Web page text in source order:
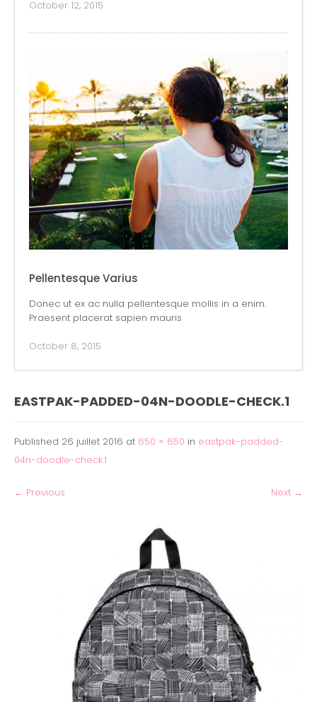
October 12, 2015
Pellentesque Varius
Donec ut ex ac nulla pellentesque mollis in a enim.
Praesent placerat sapien mauris
October 8, 2015
EASTPAK-PADDED-04N-DOODLE-CHECK.1
Published 26 juillet 2016 at 650 × 650 in eastpak-padded-
04n-doodle-check.1
← Previous Next →